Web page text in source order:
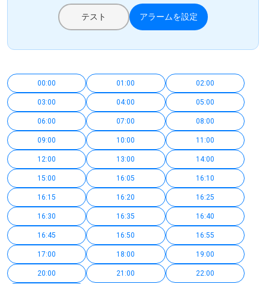
テスト アラームを設定
00:00 01:00 02:00
03:00 04:00 05:00
06:00 07:00 08:00
09:00 10:00 11:00
12:00 13:00 14:00
15:00 16:05 16:10
16:15 16:20 16:25
16:30 16:35 16:40
16:45 16:50 16:55
17:00 18:00 19:00
20:00 21:00 22:00